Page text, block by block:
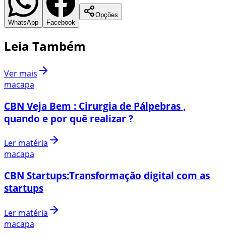
WhatsApp Facebook
Opções
Leia Também
Ver mais
macapa
CBN Veja Bem : Cirurgia de Pálpebras ,
quando e por quê realizar ?
Ler matéria
macapa
CBN Startups:Transformação digital com as
startups
Ler matéria
macapa